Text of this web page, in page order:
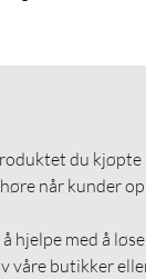
du
når kunder
hjelpe med å
våre butikker